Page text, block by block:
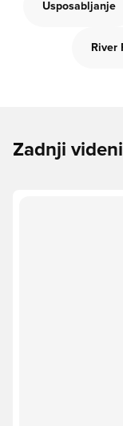
Usposabljanje
River
Zadnji